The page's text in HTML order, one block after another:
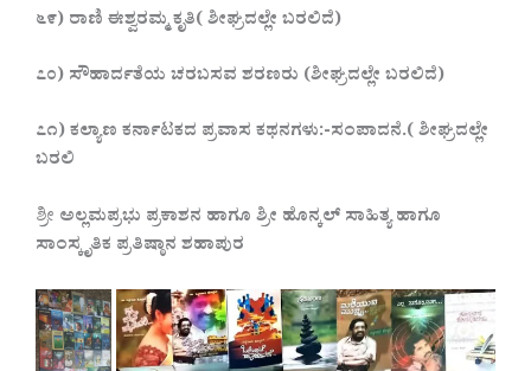
೬೯) ರಾಣಿ ಈಶ್ವರಮ್ಮ ಕೃತಿ( ಶೀಘ್ರದಲ್ಲೇ ಬರಲಿದೆ)
೭೦) ಸೌಹಾರ್ದತೆಯ ಚರಬಸವ ಶರಣರು (ಶೀಘ್ರದಲ್ಲೇ ಬರಲಿದೆ)
೭೧) ಕಲ್ಯಾಣ ಕರ್ನಾಟಕದ ಪ್ರವಾಸ ಕಥನಗಳು:-ಸಂಪಾದನೆ.( ಶೀಘ್ರದಲ್ಲೇ
ಬರಲಿ
ಶ್ರೀ ಅಲ್ಲಮಪ್ರಭು ಪ್ರಕಾಶನ ಹಾಗೂ ಶ್ರೀ ಹೊನ್ಕಲ್ ಸಾಹಿತ್ಯ ಹಾಗೂ
ಸಾಂಸ್ಕೃತಿಕ ಪ್ರತಿಷ್ಠಾನ ಶಹಾಪುರ